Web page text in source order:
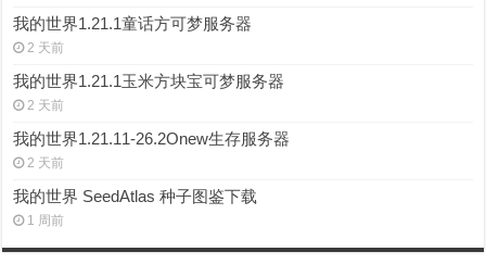
我的世界1.21.1童话方可梦服务器
2 天前
我的世界1.21.1玉米方块宝可梦服务器
2 天前
我的世界1.21.11-26.2Onew生存服务器
2 天前
我的世界 SeedAtlas 种子图鉴下载
1 周前